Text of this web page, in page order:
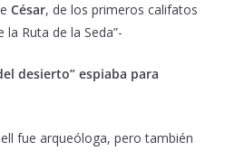
César, de los primeros califatos
la Ruta de la Seda”-
desierto” espiaba para
fue arqueóloga, pero también